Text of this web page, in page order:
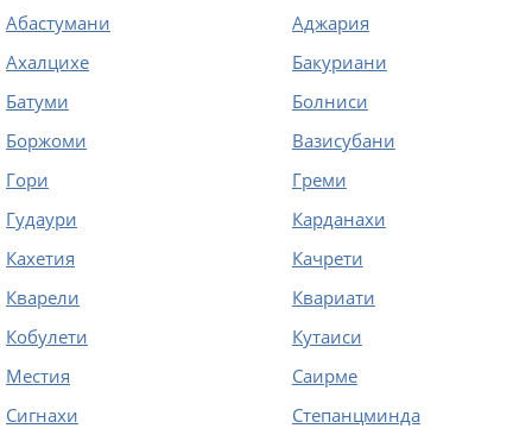
Абастумани
Аджария
Ахалцихе
Бакуриани
Батуми
Болниси
Боржоми
Вазисубани
Гори
Греми
Гудаури
Карданахи
Кахетия
Качрети
Кварели
Квариати
Кобулети
Кутаиси
Местия
Саирме
Сигнахи
Степанцминда